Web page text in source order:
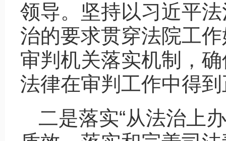
领导。坚持以习近平
治的要求贯穿法院工
审判机关落实机制，
法律在审判工作中得
二是落实“从法治上